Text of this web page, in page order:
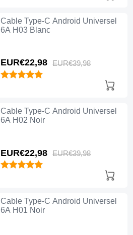
Cable Type-C Android Universel
6A H03 Blanc
EUR€22,98 EUR€39,98
Cable Type-C Android Universel
6A H02 Noir
EUR€22,98 EUR€39,98
Cable Type-C Android Universel
6A H01 Noir